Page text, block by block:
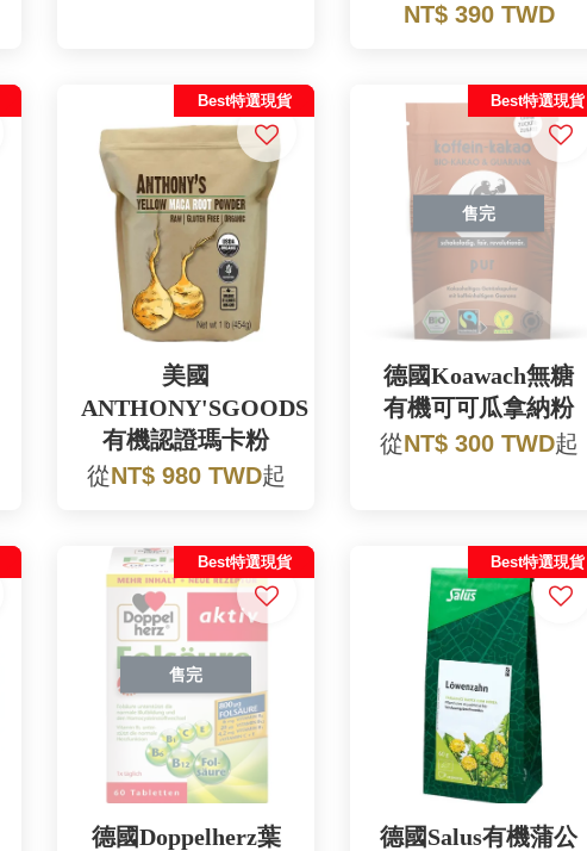
NT$ 390 TWD
Best特選現貨
美國
ANTHONY'SGOODS
有機認證瑪卡粉
從NT$ 980 TWD起
售完
Best特選現貨
德國Koawach無糖
有機可可瓜拿納粉
從NT$ 300 TWD起
售完
Best特選現貨
德國Doppelherz葉
Best特選現貨
德國Salus有機蒲公